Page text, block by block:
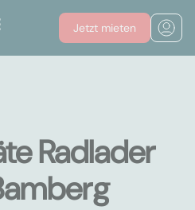
Jetzt mieten
Radlader